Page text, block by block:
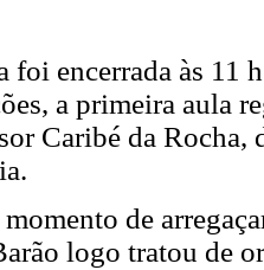
foi encerrada às 11
a primeira aula
Caribé da
de
logo tratou de